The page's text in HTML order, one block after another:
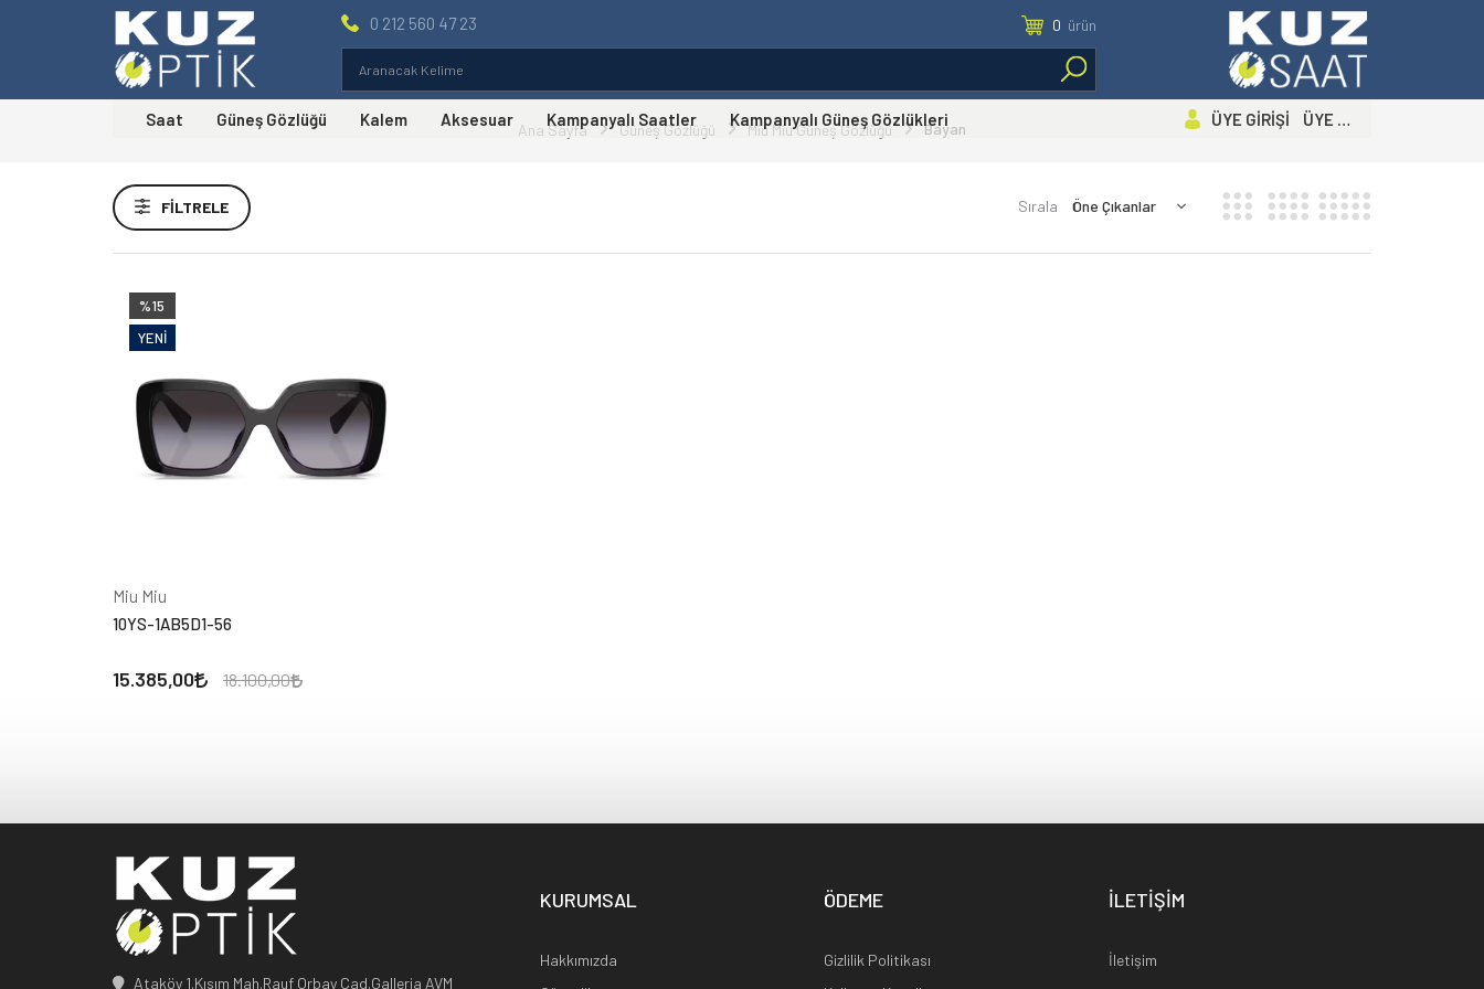
0 212 560 47 23 0 ürün
Saat Güneş Gözlüğü Kalem Aksesuar Kampanyalı Saatler Kampanyalı Güneş Gözlükleri ÜYE GİRİŞİ ÜYE OL
Ana Sayfa Güneş Gözlüğü Miu Miu Güneş Gözlüğü Bayan
Fiyat Aralığı
Markalar
FILTRELE Sırala
%15
YENI
Miu Miu
10YS-1AB5D1-56
15.385,00 18.100,00
Ataköy 1.Kısım Mah.Rauf Orbay Cad.Galleria AVM
KURUMSAL
Hakkımızda
ÖDEME
Gizlilik Politikası
İLETİŞİM
İletişim